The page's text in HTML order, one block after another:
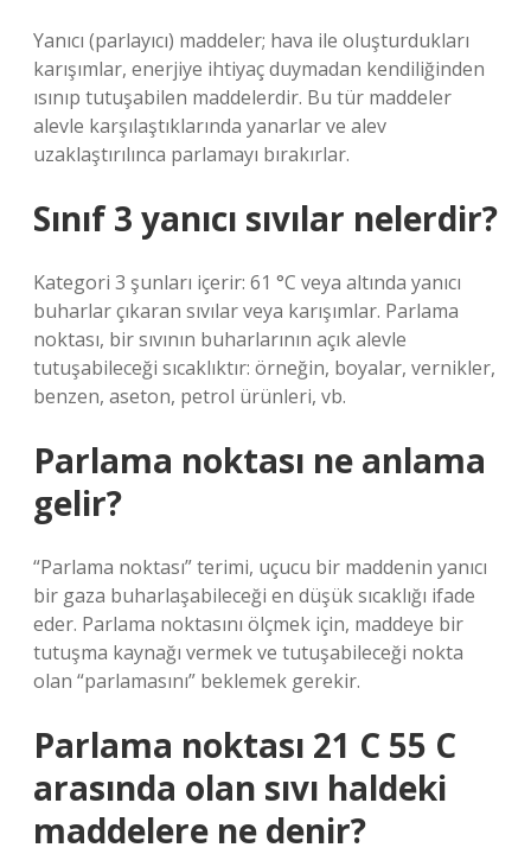
Yanıcı (parlayıcı) maddeler; hava ile oluşturdukları
karışımlar, enerjiye ihtiyaç duymadan kendiliğinden
ısınıp tutuşabilen maddelerdir. Bu tür maddeler
alevle karşılaştıklarında yanarlar ve alev
uzaklaştırılınca parlamayı bırakırlar.
Sınıf 3 yanıcı sıvılar nelerdir?
Kategori 3 şunları içerir: 61 °C veya altında yanıcı
buharlar çıkaran sıvılar veya karışımlar. Parlama
noktası, bir sıvının buharlarının açık alevle
tutuşabileceği sıcaklıktır: örneğin, boyalar, vernikler,
benzen, aseton, petrol ürünleri, vb.
Parlama noktası ne anlama
gelir?
“Parlama noktası” terimi, uçucu bir maddenin yanıcı
bir gaza buharlaşabileceği en düşük sıcaklığı ifade
eder. Parlama noktasını ölçmek için, maddeye bir
tutuşma kaynağı vermek ve tutuşabileceği nokta
olan “parlamasını” beklemek gerekir.
Parlama noktası 21 C 55 C
arasında olan sıvı haldeki
maddelere ne denir?